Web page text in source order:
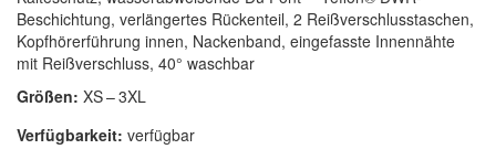
Beschichtung, verlängertes Rückenteil, 2 Reißverschlusstaschen,
Kopfhörerführung innen, Nackenband, eingefasste Innennähte
mit Reißverschluss, 40° waschbar
Größen: XS – 3XL
Verfügbarkeit: verfügbar